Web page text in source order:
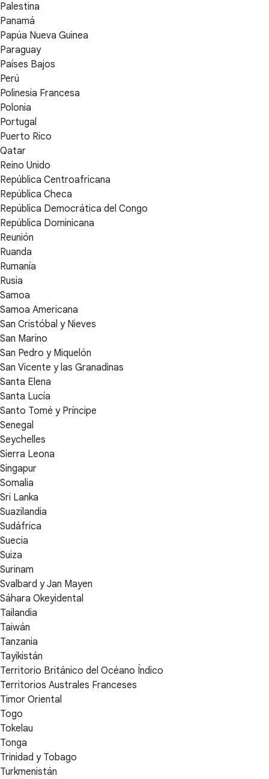
Palestina
Panamá
Papúa Nueva Guinea
Paraguay
Países Bajos
Perú
Polinesia Francesa
Polonia
Portugal
Puerto Rico
Qatar
Reino Unido
República Centroafricana
República Checa
República Democrática del Congo
República Dominicana
Reunión
Ruanda
Rumanía
Rusia
Samoa
Samoa Americana
San Cristóbal y Nieves
San Marino
San Pedro y Miquelón
San Vicente y las Granadinas
Santa Elena
Santa Lucía
Santo Tomé y Príncipe
Senegal
Seychelles
Sierra Leona
Singapur
Somalia
Sri Lanka
Suazilandia
Sudáfrica
Suecia
Suiza
Surinam
Svalbard y Jan Mayen
Sáhara Okeyidental
Tailandia
Taiwán
Tanzania
Tayikistán
Territorio Británico del Océano Índico
Territorios Australes Franceses
Timor Oriental
Togo
Tokelau
Tonga
Trinidad y Tobago
Turkmenistán